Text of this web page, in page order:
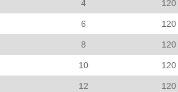
4 120
6 120
8 120
10 120
12 120